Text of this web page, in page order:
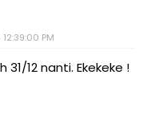
PM
31/12 nanti. Ekekeke !